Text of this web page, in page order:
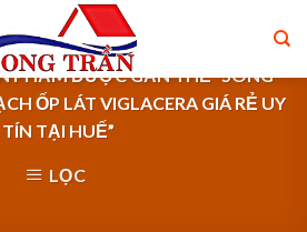
PHẨM ĐƯỢC GẮN THẺ “SONG
ỐP LÁT VIGLACERA GIÁ RẺ UY
TÍN TẠI HUẾ”
LỌC